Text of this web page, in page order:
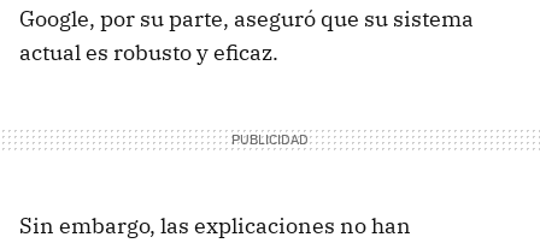
Google, por su parte, aseguró que su sistema
actual es robusto y eficaz.
Sin embargo, las explicaciones no han